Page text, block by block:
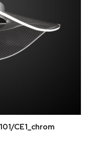
CE1_chrom